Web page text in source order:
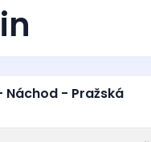
Náchod - Pražská